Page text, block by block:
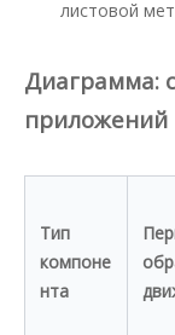
листовой
Диаграмма:
приложений
Тип
компоне
нта